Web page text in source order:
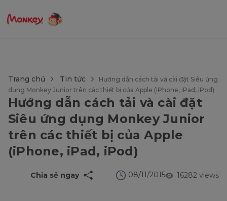
Trang chủ Tin tức
Hướng dẫn cách tải và cài đặt Siêu ứng
dụng Monkey Junior trên các thiết bị của Apple (iPhone, iPad, iPod)
Hướng dẫn cách tải và cài đặt
Siêu ứng dụng Monkey Junior
trên các thiết bị của Apple
(iPhone, iPad, iPod)
16282 views
08/11/2015
Chia sẻ ngay